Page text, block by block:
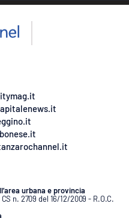
urbana e provincia
n. 2709 del 16/12/2009 - R.O.C.